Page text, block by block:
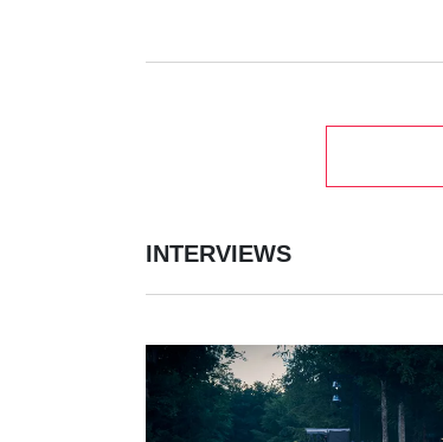
INTERVIEWS